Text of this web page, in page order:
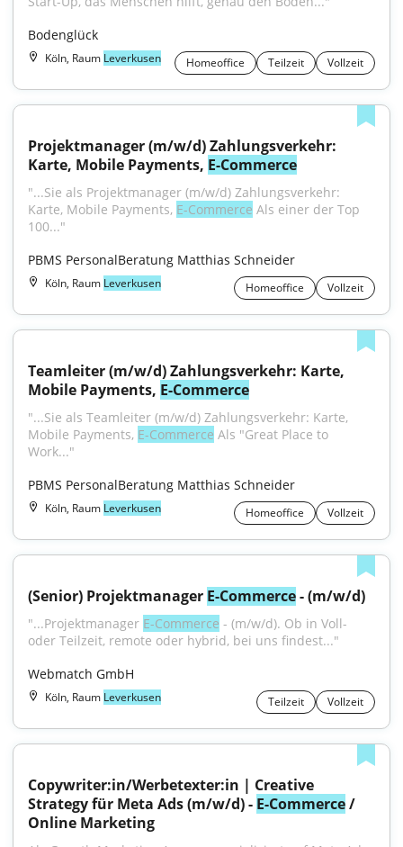
Bodenglück
Köln, Raum Leverkusen Homeoffice Teilzeit Vollzeit
Projektmanager (m/w/d) Zahlungsverkehr:
Karte, Mobile Payments, E-Commerce
"...Sie als Projektmanager (m/w/d) Zahlungsverkehr:
Karte, Mobile Payments, E-Commerce Als einer der Top
100..."
PBMS PersonalBeratung Matthias Schneider
Köln, Raum Leverkusen Homeoffice Vollzeit
Teamleiter (m/w/d) Zahlungsverkehr: Karte,
Mobile Payments, E-Commerce
"...Sie als Teamleiter (m/w/d) Zahlungsverkehr: Karte,
Mobile Payments, E-Commerce Als "Great Place to
Work..."
PBMS PersonalBeratung Matthias Schneider
Köln, Raum Leverkusen Homeoffice Vollzeit
(Senior) Projektmanager E-Commerce - (m/w/d)
"...Projektmanager E-Commerce - (m/w/d). Ob in Voll-
oder Teilzeit, remote oder hybrid, bei uns findest..."
Webmatch GmbH
Köln, Raum Leverkusen Teilzeit Vollzeit
Copywriter:in/Werbetexter:in | Creative
Strategy für Meta Ads (m/w/d) - E-Commerce /
Online Marketing